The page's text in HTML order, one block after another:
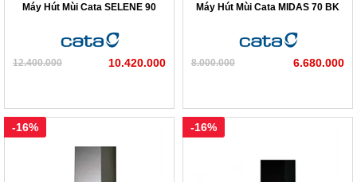
Máy Hút Mùi Cata SELENE 90
12.400.000 10.420.000
Máy Hút Mùi Cata MIDAS 70 BK
8.000.000 6.680.000
-16% -16%